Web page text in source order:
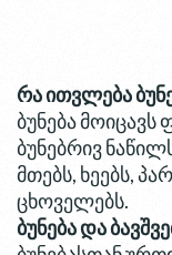
რა ითვლება
ბუნება მოიცავს
ბუნებრივ
მთებს, ხეებს,
ცხოველებს.
ბუნება და